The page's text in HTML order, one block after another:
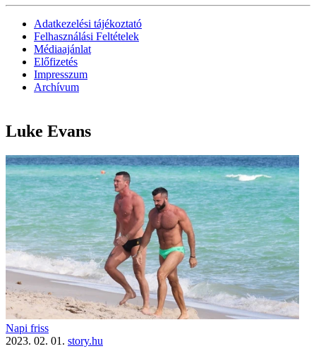
Adatkezelési tájékoztató
Felhasználási Feltételek
Médiaajánlat
Előfizetés
Impresszum
Archívum
Luke Evans
Napi friss
2023. 02. 01. story.hu